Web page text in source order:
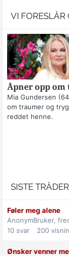
VI FORESLÅR
Åpner opp om
Mia Gundersen
om traumer og
reddet henne.
SISTE
Føler meg alene
AnonymBruker,
10 svar 200
Ønsker venner